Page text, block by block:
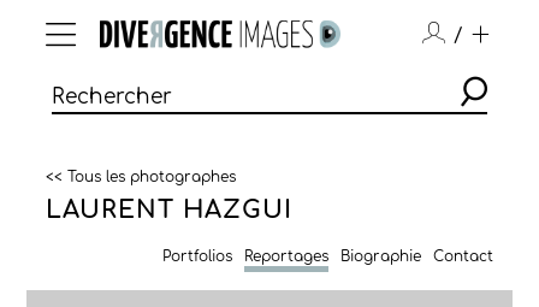
/
<< Tous les photographes
LAURENT HAZGUI
Portfolios Reportages Biographie Contact